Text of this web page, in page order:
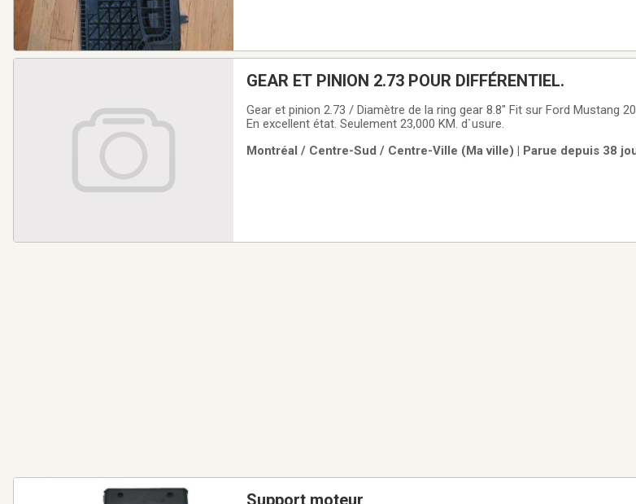
GEAR ET PINION 2.73 POUR DIFFÉRENTIEL.
Gear et pinion 2.73 / Diamètre de la ring gear 8.8" Fit sur Ford Mustang 2011 à 2014 V-6. et 1986 à 2014 V-8
En excellent état. Seulement 23,000 KM. d`usure.
Montréal / Centre-Sud / Centre-Ville (Ma ville) | Parue depuis 38
Support moteur